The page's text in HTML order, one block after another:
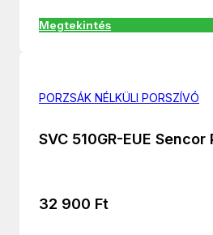
Megtekintés
PORZSÁK NÉLKÜLI PORSZÍVÓ
SVC 510GR-EUE
32 900 Ft